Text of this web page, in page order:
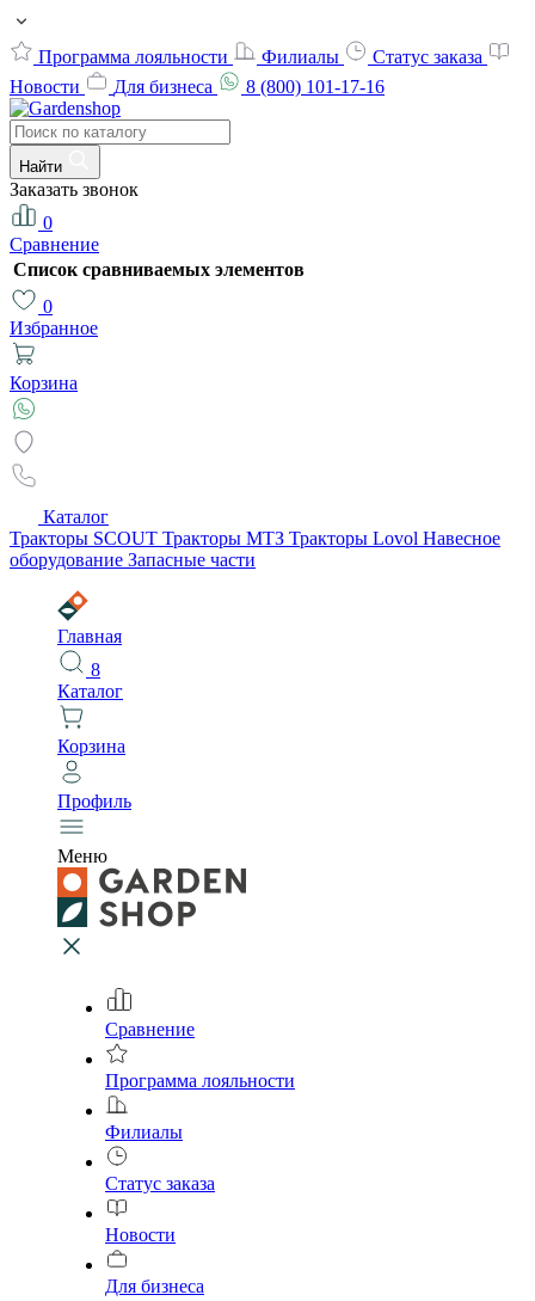
Программа лояльности Филиалы
Статус заказа
Новости
Для бизнеса 8 (800) 101-17-16
Найти
Заказать звонок
0
Сравнение
Список сравниваемых элементов
0
Избранное
Корзина
Каталог
Тракторы SCOUT Тракторы МТЗ Тракторы Lovol Навесное
оборудование Запасные части
Главная
8
Каталог
Корзина
Профиль
Меню
Сравнение
Программа лояльности
Филиалы
Статус заказа
Новости
Для бизнеса